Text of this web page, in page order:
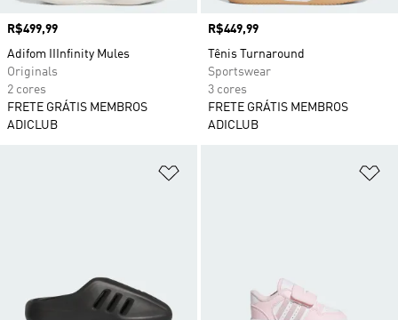
Preço
R$499,99
Adifom IIInfinity Mules
Originals
2 cores
FRETE GRÁTIS MEMBROS
ADICLUB
Preço
R$449,99
Tênis Turnaround
Sportswear
3 cores
FRETE GRÁTIS MEMBROS
ADICLUB